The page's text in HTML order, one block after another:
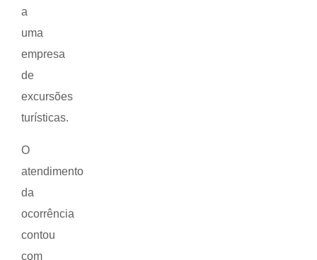
a
uma
empresa
de
excursões
turísticas.
O
atendimento
da
ocorrência
contou
com